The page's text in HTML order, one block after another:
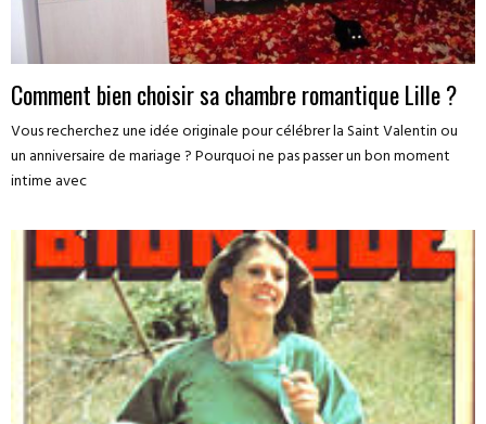
Comment bien choisir sa chambre romantique Lille ?
Vous recherchez une idée originale pour célébrer la Saint Valentin ou
un anniversaire de mariage ? Pourquoi ne pas passer un bon moment
intime avec